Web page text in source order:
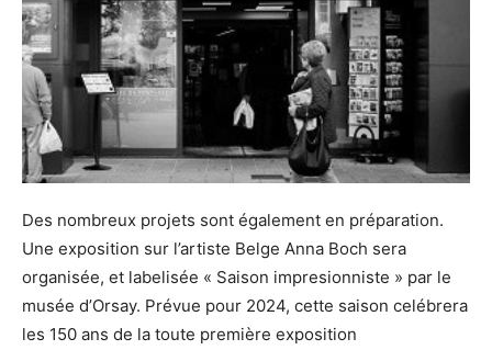
Des nombreux projets sont également en préparation.
Une exposition sur l’artiste Belge Anna Boch sera
organisée, et labelisée « Saison impresionniste » par le
musée d’Orsay. Prévue pour 2024, cette saison celébrera
les 150 ans de la toute première exposition